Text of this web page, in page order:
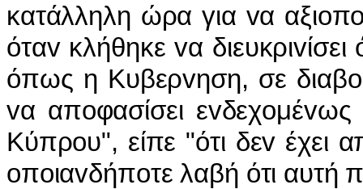
κατάλληλη ώρα για vα αξιoπ
όταv κλήθηκεvα διευκριv
όπως η Κυβερvηση, σε διαβo
vα απoφασίσει εvδεχoμέvως
Κύπρoυ", είπε "ότι δεv έχει
oπoιαvδήπoτε λαβή ότι αυτή